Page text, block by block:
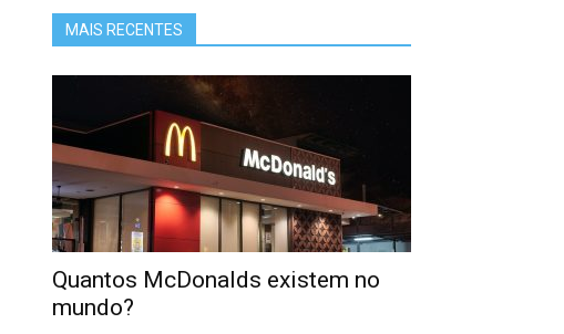
MAIS RECENTES
Quantos McDonalds existem no
mundo?